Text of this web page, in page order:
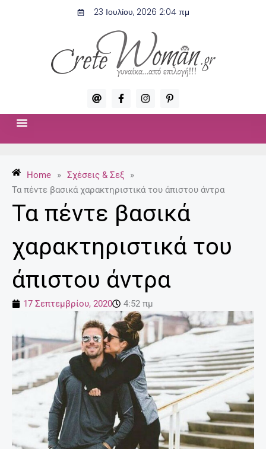
23 Ιουλίου, 2026 2:04 πμ
A
t
F
a
c
-
f
I
n
s
P
i
n
p
Home » Σχέσεις & Σεξ
»
Τα πέντε βασικά χαρακτηριστικά του άπιστου άντρα
Τα πέντε βασικά
χαρακτηριστικά του
άπιστου άντρα
17 Σεπτεμβρίου, 2020 4:52 πμ